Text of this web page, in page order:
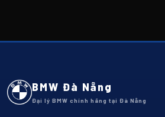
BMW Đà Nẵng
Đại lý BMW chính hãng tại Đà Nẵng